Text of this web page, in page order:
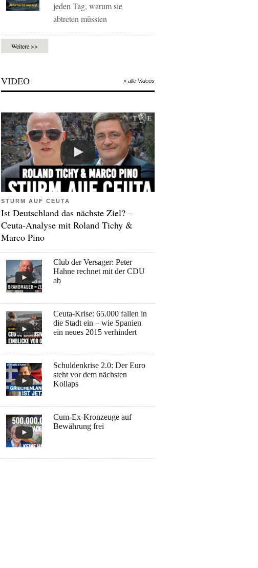
jeden Tag, warum sie
abtreten müssten
Weitere >>
VIDEO » alle Videos
STURM AUF CEUTA
Ist Deutschland das nächste Ziel? –
Ceuta-Analyse mit Roland Tichy &
Marco Pino
Club der Versager: Peter
Hahne rechnet mit der CDU
ab
Ceuta-Krise: 65.000 fallen in
die Stadt ein – wie Spanien
ein neues 2015 verhindert
Schuldenkrise 2.0: Der Euro
steht vor dem nächsten
Kollaps
Cum-Ex-Kronzeuge auf
Bewährung frei